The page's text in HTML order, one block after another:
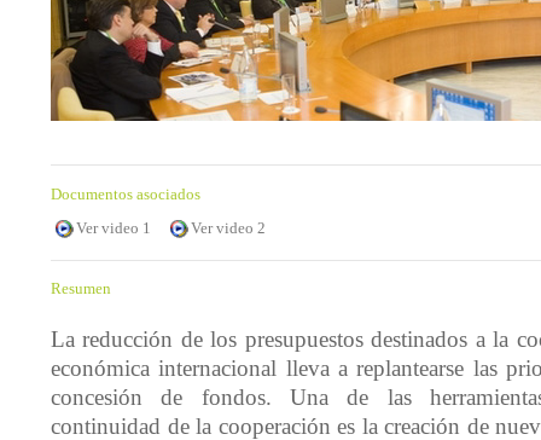
Documentos asociados
Ver video 1
Ver video 2
Resumen
La reducción de los presupuestos destinados a la
económica internacional lleva a replantearse las
concesión de fondos. Una de las
continuidad de la cooperación es la creación de